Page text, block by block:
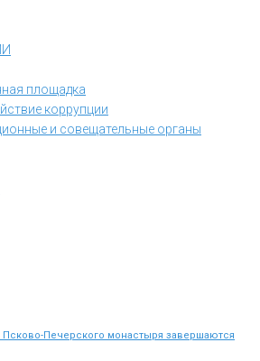
площадка
коррупции
и совещательные органы
Печерского монастыря завершаются